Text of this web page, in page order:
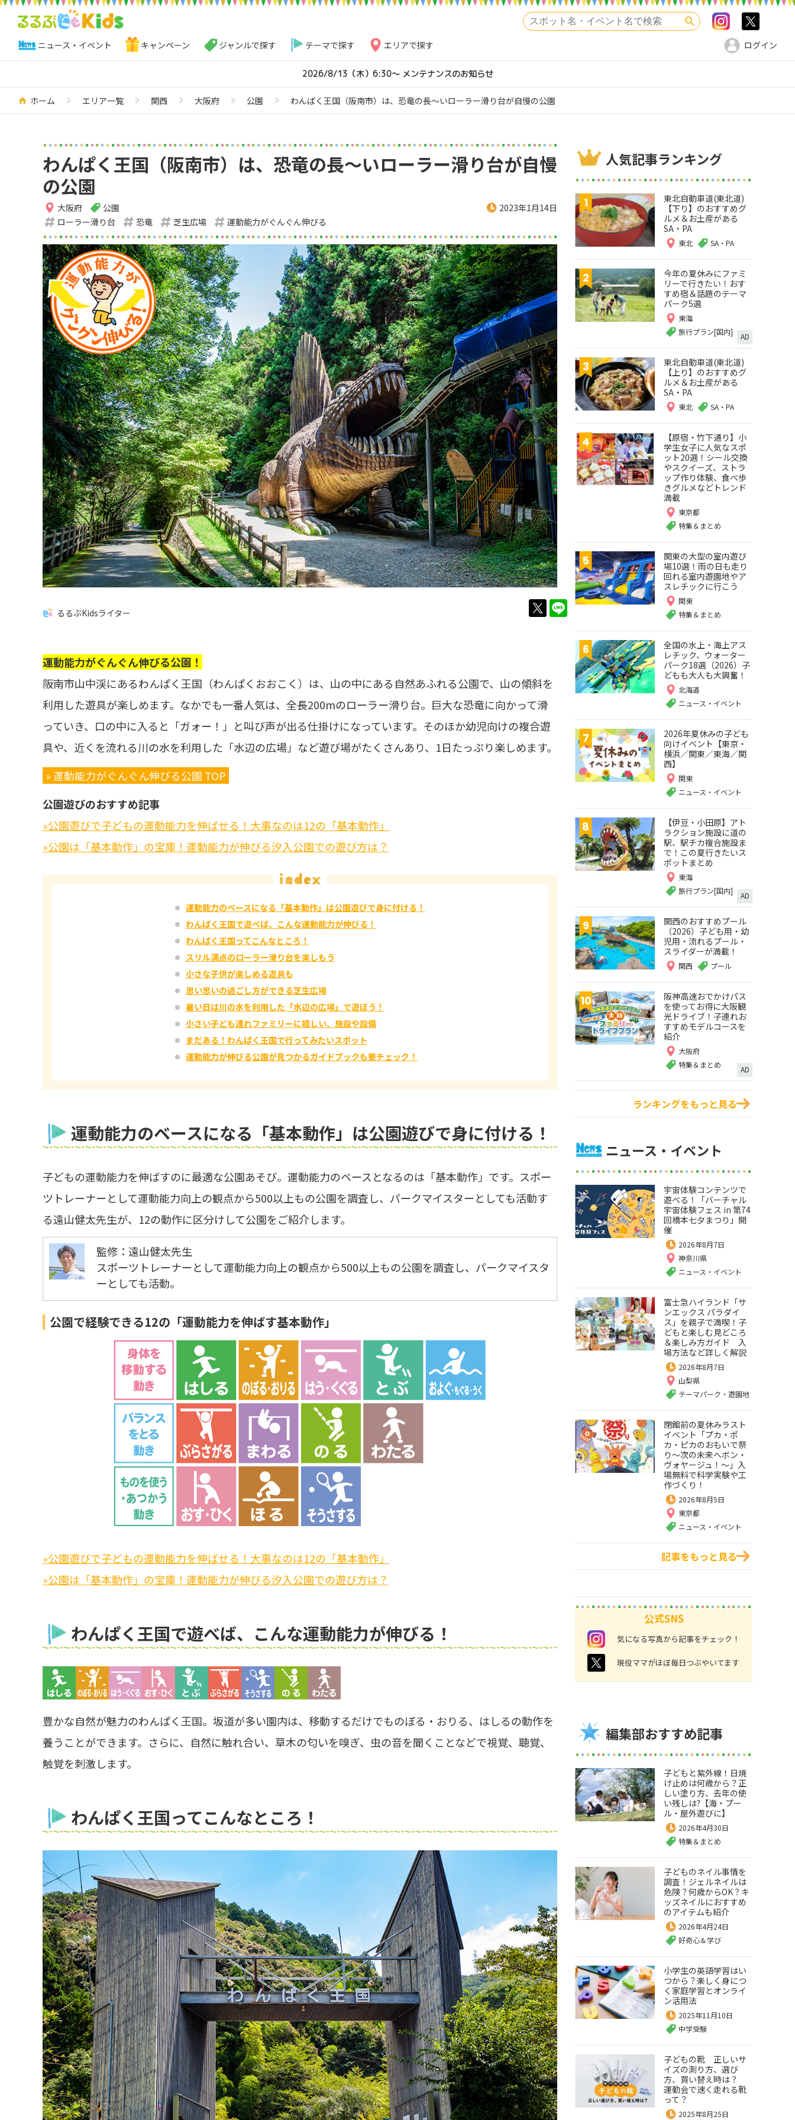
検索 Instagram
ニュース・イベント キャンペーン ジャンルで探す テーマで探す エリアで探す ログイン
2026/8/13（木）6:30～ メンテナンスのお知らせ
ホーム エリア一覧 関西 大阪府 公園 わんぱく王国（阪南市）は、恐竜の長～いローラー滑り台が自慢の公園
わんぱく王国（阪南市）は、恐竜の長～いローラー滑り台が自慢
の公園
大阪府 公園
2023年1月14日
ローラー滑り台
恐竜 芝生広場 運動能力がぐんぐん伸びる
るるぶKidsライター twitterLINE
運動能力がぐんぐん伸びる公園！
阪南市山中渓にあるわんぱく王国（わんぱくおおこく）は、山の中にある自然あふれる公園で、山の傾斜を
利用した遊具が楽しめます。なかでも一番人気は、全長200mのローラー滑り台。巨大な恐竜に向かって滑
っていき、口の中に入ると「ガォー！」と叫び声が出る仕掛けになっています。そのほか幼児向けの複合遊
具や、近くを流れる川の水を利用した「水辺の広場」など遊び場がたくさんあり、1日たっぷり楽しめます。
» 運動能力がぐんぐん伸びる公園 TOP
公園遊びのおすすめ記事
»公園遊びで子どもの運動能力を伸ばせる！大事なのは12の「基本動作」
»公園は「基本動作」の宝庫！運動能力が伸びる汐入公園での遊び方は？
運動能力のベースになる「基本動作」は公園遊びで身に付ける！
わんぱく王国で遊べば、こんな運動能力が伸びる！
わんぱく王国ってこんなところ！
スリル満点のローラー滑り台を楽しもう
小さな子供が楽しめる遊具も
思い思いの過ごし方ができる芝生広場
暑い日は川の水を利用した「水辺の広場」で遊ぼう！
小さい子ども連れファミリーに嬉しい、施設や設備
まだある！わんぱく王国で行ってみたいスポット
運動能力が伸びる公園が見つかるガイドブックも要チェック！
運動能力のベースになる「基本動作」は公園遊びで身に付ける！
子どもの運動能力を伸ばすのに最適な公園あそび。運動能力のベースとなるのは「基本動作」です。スポー
ツトレーナーとして運動能力向上の観点から500以上もの公園を調査し、パークマイスターとしても活動す
る遠山健太先生が、12の動作に区分けして公園をご紹介します。
監修：遠山健太先生
スポーツトレーナーとして運動能力向上の観点から500以上もの公園を調査し、パークマイスタ
ーとしても活動。
公園で経験できる12の「運動能力を伸ばす基本動作」
»公園遊びで子どもの運動能力を伸ばせる！大事なのは12の「基本動作」
»公園は「基本動作」の宝庫！運動能力が伸びる汐入公園での遊び方は？
わんぱく王国で遊べば、こんな運動能力が伸びる！
豊かな自然が魅力のわんぱく王国。坂道が多い園内は、移動するだけでものぼる・おりる、はしるの動作を
養うことができます。さらに、自然に触れ合い、草木の匂いを嗅ぎ、虫の音を聞くことなどで視覚、聴覚、
触覚を刺激します。
わんぱく王国ってこんなところ！
人気記事ランキング
東北自動車道(東北道)
【下り】のおすすめグ
ルメ＆お土産がある
SA・PA
東北 SA・PA
今年の夏休みにファミ
リーで行きたい！おす
すめ宿＆話題のテーマ
パーク5選
東海
旅行プラン[国内]
AD
東北自動車道(東北道)
【上り】のおすすめグ
ルメ＆お土産がある
SA・PA
東北 SA・PA
【原宿・竹下通り】小
学生女子に人気なスポ
ット20選！シール交換
やスクイーズ、ストラ
ップ作り体験、食べ歩
きグルメなどトレンド
満載
東京都
特集＆まとめ
関東の大型の室内遊び
場10選！雨の日も走り
回れる室内遊園地やア
スレチックに行こう
関東
特集＆まとめ
全国の水上・海上アス
レチック、ウォーター
パーク18選（2026）子
どもも大人も大興奮！
北海道
ニュース・イベント
2026年夏休みの子ども
向けイベント【東京・
横浜／関東／東海／関
西】
関東
ニュース・イベント
【伊豆・小田原】アト
ラクション施設に道の
駅、駅チカ複合施設ま
で！この夏行きたいス
ポットまとめ
東海
旅行プラン[国内]
AD
関西のおすすめプール
（2026）子ども用・幼
児用・流れるプール・
スライダーが満載！
関西 プール
阪神高速おでかけパス
を使ってお得に大阪観
光ドライブ！子連れお
すすめモデルコースを
紹介
大阪府
特集＆まとめ
AD
ランキングをもっと見る
ニュース・イベント
宇宙体験コンテンツで
遊べる！「バーチャル
宇宙体験フェス in 第74
回橋本七夕まつり」開
催
2026年8月7日
神奈川県
ニュース・イベント
富士急ハイランド「サ
ンエックス パラダイ
ス」を親子で満喫！子
どもと楽しむ見どころ
＆楽しみ方ガイド 入
場方法など詳しく解説
2026年8月7日
山梨県
テーマパーク・遊園地
閉館前の夏休みラスト
イベント「プカ・ポ
カ・ピカのおもいで祭
り～次の未来へボン・
ヴォヤージュ！～」入
場無料で科学実験や工
作づくり！
2026年8月5日
東京都
ニュース・イベント
記事をもっと見る
公式SNS
instagram 気になる写真から記事をチェック！
twitter 現役ママがほぼ毎日つぶやいてます
編集部おすすめ記事
子どもと紫外線！日焼
け止めは何歳から？正
しい塗り方、去年の使
い残しは?【海・プー
ル・屋外遊びに】
2026年4月30日
特集＆まとめ
子どものネイル事情を
調査！ジェルネイルは
危険？何歳からOK？キ
ッズネイルにおすすめ
のアイテムも紹介
2026年4月24日
好奇心＆学び
小学生の英語学習はい
つから？楽しく身につ
く家庭学習とオンライ
ン活用法
2025年11月10日
中学受験
子どもの靴 正しいサ
イズの測り方、選び
方、買い替え時は？
運動会で速く走れる靴
って？
2025年8月25日